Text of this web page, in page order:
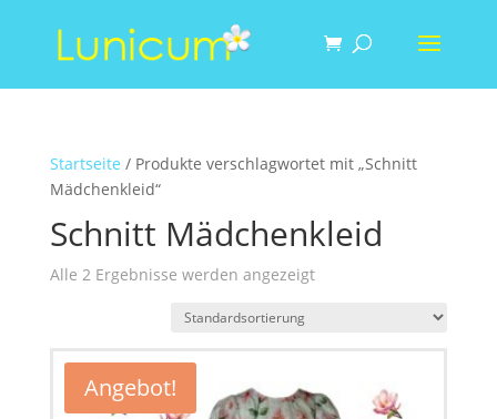
Startseite / Produkte verschlagwortet mit „Schnitt
Mädchenkleid“
Schnitt Mädchenkleid
Alle 2 Ergebnisse werden angezeigt
Angebot!